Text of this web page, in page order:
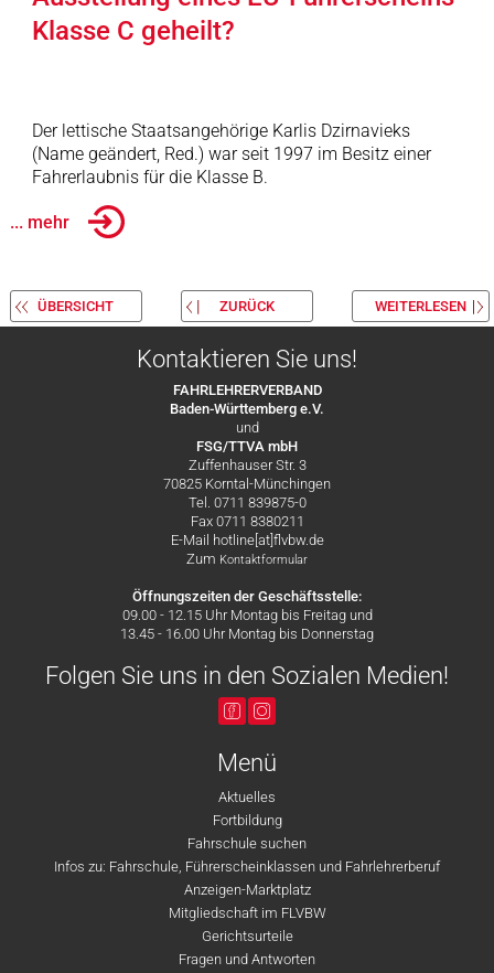
Klasse C geheilt?
Der lettische Staatsangehörige Karlis Dzirnavieks
(Name geändert, Red.) war seit 1997 im Besitz einer
Fahrerlaubnis für die Klasse B.
... mehr
ÜBERSICHT ZURÜCK WEITERLESEN
Kontaktieren Sie uns!
FAHRLEHRERVERBAND
Baden-Württemberg e.V.
und
FSG/TTVA mbH
Zuffenhauser Str. 3
70825 Korntal-Münchingen
Tel. 0711 839875-0
Fax 0711 8380211
E-Mail hotline[at]flvbw.de
Zum Kontaktformular
Öffnungszeiten der Geschäftsstelle:
09.00 - 12.15 Uhr Montag bis Freitag und
13.45 - 16.00 Uhr Montag bis Donnerstag
Folgen Sie uns in den Sozialen Medien!
Menü
Aktuelles
Fortbildung
Fahrschule suchen
Infos zu: Fahrschule, Führerscheinklassen und Fahrlehrerberuf
Anzeigen-Marktplatz
Mitgliedschaft im FLVBW
Gerichtsurteile
Fragen und Antworten